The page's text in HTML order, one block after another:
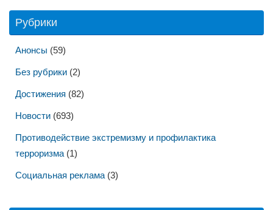
Рубрики
Анонсы (59)
Без рубрики (2)
Достижения (82)
Новости (693)
Противодействие экстремизму и профилактика
терроризма (1)
Социальная реклама (3)